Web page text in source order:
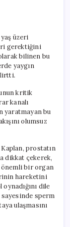
Prostat
Sağlığının
Önemi:
Kronik
Böbrek
Riski
için
üzeri
gerektiğini
bilinen bu
yaygın
kritik
kanalı
yaratmayan bu
olumsuz
prostatın
dikkat çekerek,
önemli bir organ
hareketini
dile
sayesinde sperm
ulaşmasını